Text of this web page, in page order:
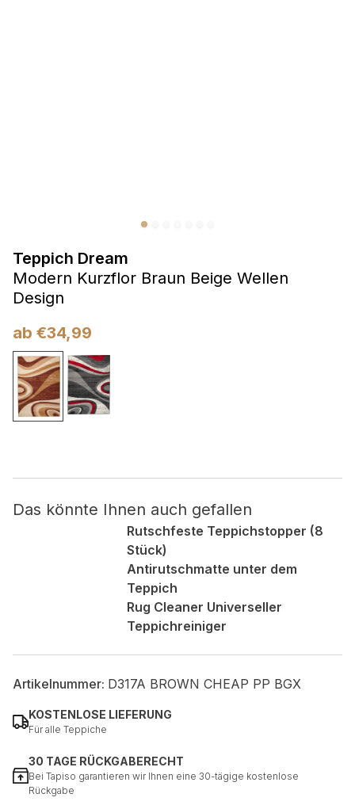
Teppich Dream
Modern Kurzflor Braun Beige Wellen
Design
ab €34,99
Das könnte Ihnen auch gefallen
Rutschfeste Teppichstopper (8
Stück)
Antirutschmatte unter dem
Teppich
Rug Cleaner Universeller
Teppichreiniger
Artikelnummer: D317A BROWN CHEAP PP BGX
KOSTENLOSE LIEFERUNG
Für alle Teppiche
30 TAGE RÜCKGABERECHT
Bei Tapiso garantieren wir Ihnen eine 30-tägige kostenlose
Rückgabe
Marketing
Marketing-Cookies werden verwendet, um Benutzer über
Websites hinweg zu verfolgen. Das Ziel ist es, Anzeigen
ansprechend sind und somit wertvoller für Herausgeber und
Werbetreibende Dritter sind.
Nicht kategorisiert.
Alle ablehnen
Meine Einstellungen speichern
Alle akzeptieren